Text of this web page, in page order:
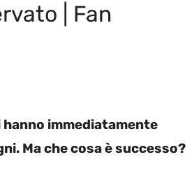
| Fan
immediatamente
Ma che cosa è successo?